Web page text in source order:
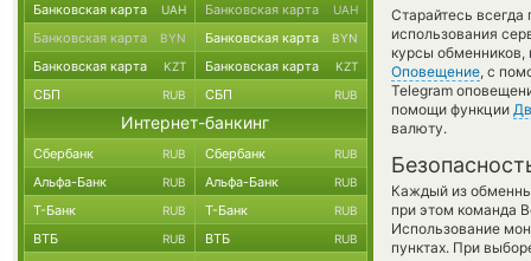
Старайтесь
использования
курсы
Оповещение, с
Telegram
помощи функции
валюту.
Каждый из
при этом команда
Использование
пунктах. При
Банковская карта UAH Банковская карта UAH
Банковская карта BYN Банковская карта BYN
Банковская карта KZT Банковская карта KZT
СБП RUB СБП RUB
Интернет-банкинг
Сбербанк RUB Сбербанк RUB
Альфа-Банк RUB Альфа-Банк RUB
Т-Банк RUB Т-Банк RUB
ВТБ RUB ВТБ RUB